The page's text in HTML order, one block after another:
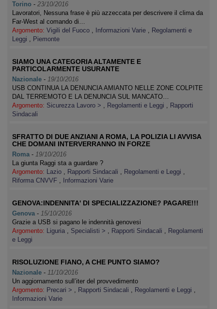
Torino - 23/10/2016
Lavoratori, Nessuna frase è più azzeccata per descrivere il clima da
Far-West al comando di…
Argomento: Vigili del Fuoco , Informazioni Varie , Regolamenti e
Leggi , Piemonte
SIAMO UNA CATEGORIA ALTAMENTE E
PARTICOLARMENTE USURANTE
Nazionale - 19/10/2016
USB CONTINUA LA DENUNCIA AMIANTO NELLE ZONE COLPITE
DAL TERREMOTO E LA DENUNCIA SUL MANCATO…
Argomento: Sicurezza Lavoro > , Regolamenti e Leggi , Rapporti
Sindacali
SFRATTO DI DUE ANZIANI A ROMA, LA POLIZIA LI AVVISA
CHE DOMANI INTERVERRANNO IN FORZE
Roma - 19/10/2016
La giunta Raggi sta a guardare ?
Argomento: Lazio , Rapporti Sindacali , Regolamenti e Leggi ,
Riforma CNVVF , Informazioni Varie
GENOVA:INDENNITA' DI SPECIALIZZAZIONE? PAGARE!!!
Genova - 15/10/2016
Grazie a USB si pagano le indennità genovesi
Argomento: Liguria , Specialisti > , Rapporti Sindacali , Regolamenti
e Leggi
RISOLUZIONE FIANO, A CHE PUNTO SIAMO?
Nazionale - 11/10/2016
Un aggiornamento sull’iter del provvedimento
Argomento: Precari > , Rapporti Sindacali , Regolamenti e Leggi ,
Informazioni Varie